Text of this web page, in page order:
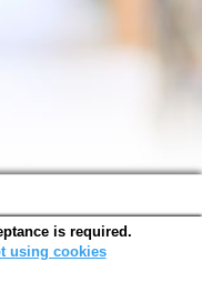
07-24)
is required.
using cookies